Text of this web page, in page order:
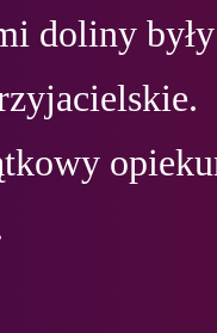
doliny były